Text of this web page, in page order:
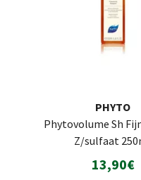
PHYTO
Phytovolume Sh
Z/sulfaat
13,90€